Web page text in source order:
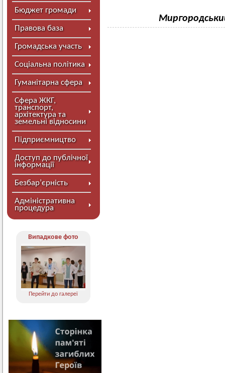
Бюджет громади
Правова база
Громадська участь
Соціальна політика
Гуманітарна сфера
Сфера ЖКГ,
транспорт,
архітектура та
земельні відносини
Підприємництво
Доступ до публічної
інформації
Безбар’єрність
Адміністративна
процедура
Випадкове фото
Перейти до галереї